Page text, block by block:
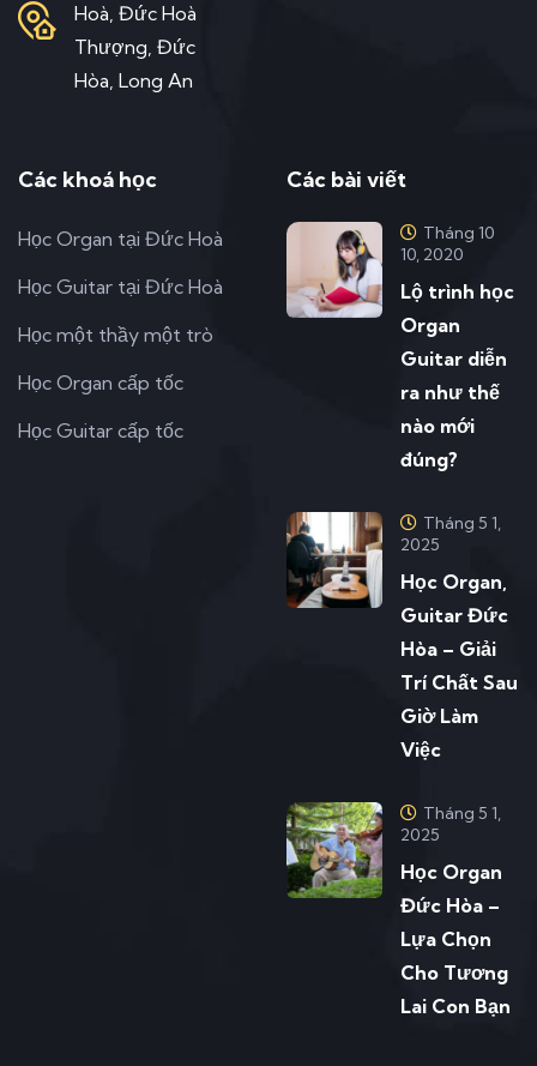
Hoà, Đức Hoà
Thượng, Đức
Hòa, Long An
Các khoá học
Học Organ tại Đức Hoà
Học Guitar tại Đức Hoà
Học một thầy một trò
Học Organ cấp tốc
Học Guitar cấp tốc
Các bài viết
Tháng 10
10, 2020
Lộ trình học
Organ
Guitar diễn
ra như thế
nào mới
đúng?
Tháng 5 1,
2025
Học Organ,
Guitar Đức
Hòa – Giải
Trí Chất Sau
Giờ Làm
Việc
Tháng 5 1,
2025
Học Organ
Đức Hòa –
Lựa Chọn
Cho Tương
Lai Con Bạn